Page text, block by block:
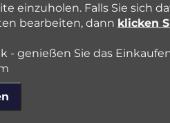
einzuholen. Falls Sie sich
bearbeiten, dann klicken
- genießen Sie das
um Bauchweh bei
sein Geschäft zu